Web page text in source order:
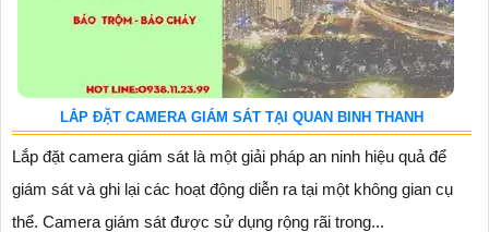
LẮP ĐẶT CAMERA GIÁM SÁT TẠI QUAN BINH THANH
Lắp đặt camera giám sát là một giải pháp an ninh hiệu quả để
giám sát và ghi lại các hoạt động diễn ra tại một không gian cụ
thể. Camera giám sát được sử dụng rộng rãi trong...